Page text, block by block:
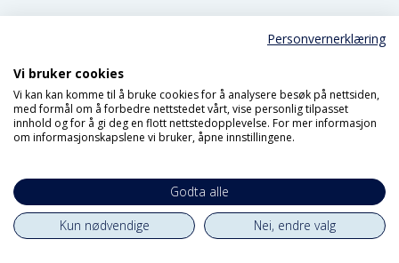
Personvernerklæring
Vi bruker cookies
Vi kan kan komme til å bruke cookies for å analysere besøk på nettsiden,
med formål om å forbedre nettstedet vårt, vise personlig tilpasset
innhold og for å gi deg en flott nettstedopplevelse. For mer informasjon
om informasjonskapslene vi bruker, åpne innstillingene.
Godta alle
Kun nødvendige
Nei, endre valg